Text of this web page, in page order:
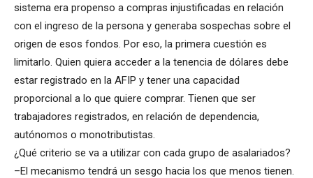
sistema era propenso a compras injustificadas en relación
con el ingreso de la persona y generaba sospechas sobre el
origen de esos fondos. Por eso, la primera cuestión es
limitarlo. Quien quiera acceder a la tenencia de dólares debe
estar registrado en la AFIP y tener una capacidad
proporcional a lo que quiere comprar. Tienen que ser
trabajadores registrados, en relación de dependencia,
autónomos o monotributistas.
¿Qué criterio se va a utilizar con cada grupo de asalariados?
–El mecanismo tendrá un sesgo hacia los que menos tienen.